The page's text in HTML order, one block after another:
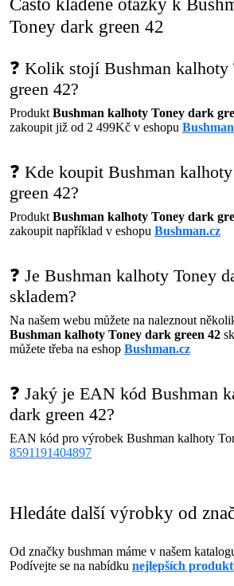
Často kladené otázky k
Toney dark green 42
❓ Kolik stojí Bushman kalhoty
green 42?
Produkt Bushman kalhoty Toney dark
zakoupit již od 2 499Kč v eshopu
❓ Kde koupit Bushman
green 42?
Produkt Bushman kalhoty Toney dark
zakoupit například v eshopu Bushman.cz
❓ Je Bushman kalhoty Toney
skladem?
Na našem webu můžete na naleznout
Bushman kalhoty Toney dark green 42
můžete třeba na eshop Bushman.cz
❓ Jaký je EAN kód Bushman
dark green 42?
EAN kód pro výrobek Bushman kalhoty
8591191404897
Hledáte další výrobky od
Od značky bushman máme v našem
Podívejte se na nabídku nejlepších